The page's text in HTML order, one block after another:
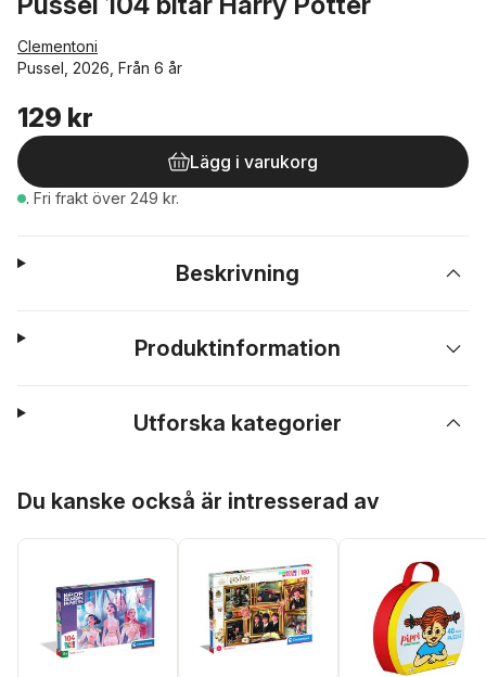
Clementoni
Pussel, 2026, Från 6 år
129 kr
Lägg i varukorg
. Fri frakt över 249 kr.
Beskrivning
Produktinformation
Utforska kategorier
Du kanske också är intresserad av